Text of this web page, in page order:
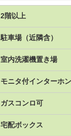
2階以上
駐車場（近隣含）
室内洗濯機置き場
モニタ付インターホン
ガスコンロ可
宅配ボックス